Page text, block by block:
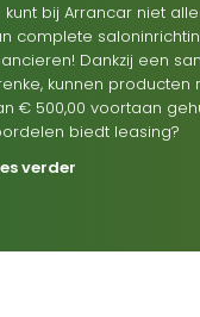
kunt bij Arrancar niet
complete
Dankzij een
kunnen
€ 500,00 voortaan
biedt leasing?
verder